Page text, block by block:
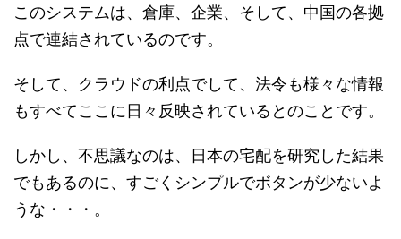
このシステムは、倉庫、企業、そして、中国の各拠
点で連結されているのです。
そして、クラウドの利点でして、法令も様々な情報
もすべてここに日々反映されているとのことです。
しかし、不思議なのは、日本の宅配を研究した結果
でもあるのに、すごくシンプルでボタンが少ないよ
うな・・・。